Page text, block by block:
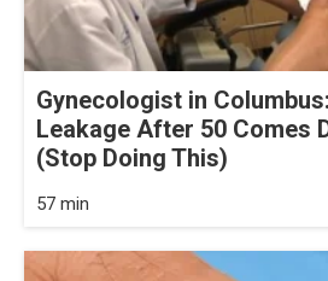
Gynecologist in
Leakage After 50 Comes
(Stop Doing This)
57 min